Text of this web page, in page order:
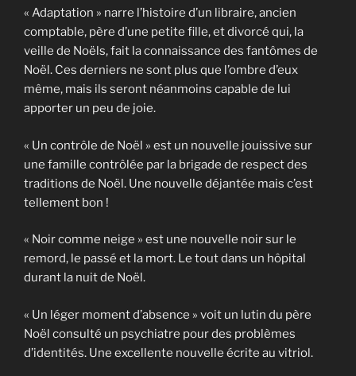
« Adaptation » narre l’histoire d’un libraire, ancien
comptable, père d’une petite fille, et divorcé qui, la
veille de Noëls, fait la connaissance des fantômes de
Noël. Ces derniers ne sont plus que l’ombre d’eux
même, mais ils seront néanmoins capable de lui
apporter un peu de joie.
« Un contrôle de Noël » est un nouvelle jouissive sur
une famille contrôlée par la brigade de respect des
traditions de Noël. Une nouvelle déjantée mais c’est
tellement bon !
« Noir comme neige » est une nouvelle noir sur le
remord, le passé et la mort. Le tout dans un hôpital
durant la nuit de Noël.
« Un léger moment d’absence » voit un lutin du père
Noël consulté un psychiatre pour des problèmes
d’identités. Une excellente nouvelle écrite au vitriol.